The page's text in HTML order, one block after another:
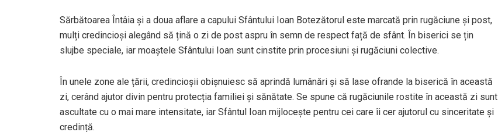
Sărbătoarea Întâia și a doua aflare a capului Sfântului Ioan Botezătorul este marcată prin rugăciune și post,
mulți credincioși alegând să țină o zi de post aspru în semn de respect față de sfânt. În biserici se țin
slujbe speciale, iar moaștele Sfântului Ioan sunt cinstite prin procesiuni și rugăciuni colective.
În unele zone ale țării, credincioșii obișnuiesc să aprindă lumânări și să lase ofrande la biserică în această
zi, cerând ajutor divin pentru protecția familiei și sănătate. Se spune că rugăciunile rostite în această zi sunt
ascultate cu o mai mare intensitate, iar Sfântul Ioan mijlocește pentru cei care îi cer ajutorul cu sinceritate și
credință.